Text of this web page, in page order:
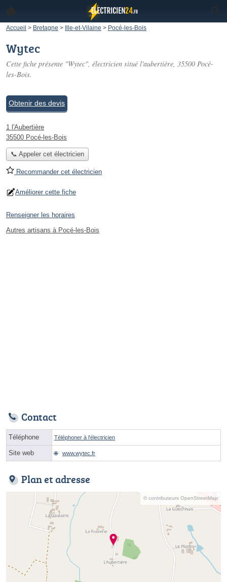
Accueil > Bretagne > Ille-et-Vilaine > Pocé-les-Bois
Wytec
Cette fiche présente "Wytec", électricien situé l'aubertière, 35500 Pocé-
les-Bois.
Obtenir des devis
1 l'Aubertière
35500 Pocé-les-Bois
📞 Appeler cet électricien
Recommander cet électricien
Améliorer cette fiche
Renseigner les horaires
Autres artisans à Pocé-les-Bois
Contact
Téléphone Téléphoner à l'électricien
Site web www.wytec.fr
Plan et adresse
© contributeurs OpenStreetMap